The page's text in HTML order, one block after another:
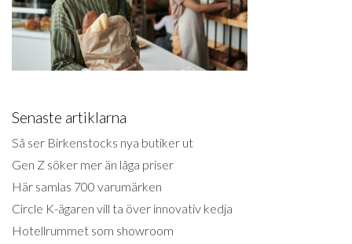
Senaste artiklarna
Så ser Birkenstocks nya butiker ut
Gen Z söker mer än låga priser
Här samlas 700 varumärken
Circle K-ägaren vill ta över innovativ kedja
Hotellrummet som showroom